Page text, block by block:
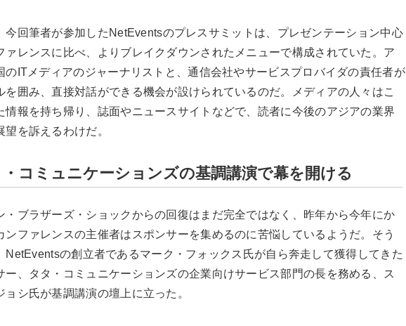
今回筆者が参加したNetEventsのプレスサミットは、プレゼンテーション中心
ァレンスに比べ、よりブレイクダウンされたメニューで構成されていた。ア
のITメディアのジャーナリストと、通信会社やサービスプロバイダの責任者が
を囲み、直接対話ができる機会が設けられているのだ。メディアの人々はこ
情報を持ち帰り、誌面やニュースサイトなどで、読者に今後のアジアの業界
望を訴えるわけだ。
コミュニケーションズの基調講演で幕を開ける
・ブラザーズ・ショックからの回復はまだ完全ではなく、昨年から今年にか
ンファレンスの主催者はスポンサーを集めるのに苦悩しているようだ。そう
NetEventsの創立者であるマーク・フォックス氏が自ら奔走して獲得してきた
ー、タタ・コミュニケーションズの企業向けサービス部門の長を務める、ス
ョシ氏が基調講演の壇上に立った。